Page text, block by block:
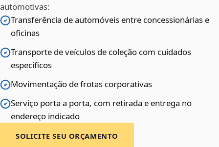
automotivas:
Transferência de automóveis entre concessionárias e
oficinas
Transporte de veículos de coleção com cuidados
específicos
Movimentação de frotas corporativas
Serviço porta a porta, com retirada e entrega no
endereço indicado
SOLICITE SEU ORÇAMENTO